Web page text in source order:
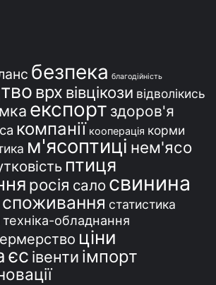
безпека благодійність
врх вівцікози відволікись
експорт здоров'я
компанії кооперація корми
м'ясоптиці нем'ясо
птиця
росія сало свинина
споживання статистика
техніка-обладнання
ціни
єс івенти імпорт